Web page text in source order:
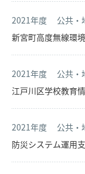
2021年度
公共・
新宮町高度無線環
2021年度
公共・
江戸川区学校教育
2021年度
公共・
防災システム運用